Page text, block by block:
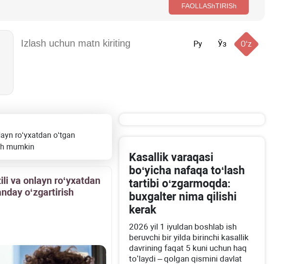
FAOLLAShTIRISh
Ру Ўз Oʻz
roʻyхatdan oʻtgan
mumkin
va onlayn roʻyхatdan
oʻzgartirish
Kasallik varaqasi
boʻyicha nafaqa toʻlash
tartibi oʻzgarmoqda:
buхgalter nima qilishi
kerak
2026 yil 1 iyuldan boshlab ish
beruvchi bir yilda birinchi kasallik
davrining faqat 5 kuni uchun haq
toʻlaydi – qolgan qismini davlat